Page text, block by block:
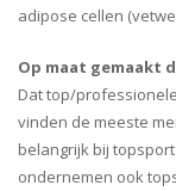
adipose cellen
Op maat gemaakt
Dat top/
vinden de meeste
belangrijk bij
ondernemen ook